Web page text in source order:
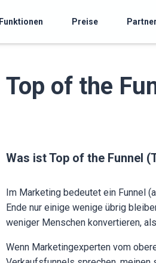
Funktionen Preise Partner
Top of the
Was ist Top of the Funnel
Im Marketing bedeutet ein Funnel
Ende nur einige wenige übrig
weniger Menschen konvertieren,
Wenn Marketingexperten vom